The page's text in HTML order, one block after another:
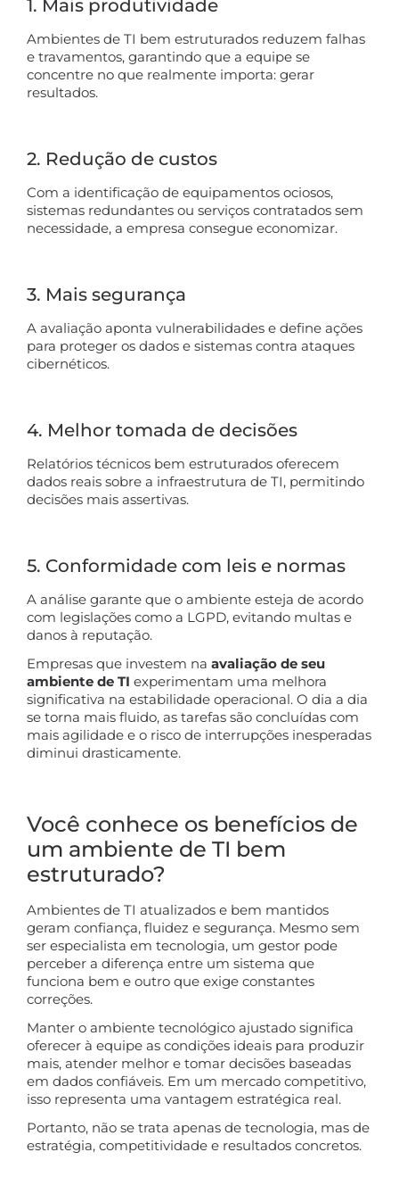
1. Mais produtividade
Ambientes de TI bem estruturados reduzem falhas
e travamentos, garantindo que a equipe se
concentre no que realmente importa: gerar
resultados.
2. Redução de custos
Com a identificação de equipamentos ociosos,
sistemas redundantes ou serviços contratados sem
necessidade, a empresa consegue economizar.
3. Mais segurança
A avaliação aponta vulnerabilidades e define ações
para proteger os dados e sistemas contra ataques
cibernéticos.
4. Melhor tomada de decisões
Relatórios técnicos bem estruturados oferecem
dados reais sobre a infraestrutura de TI, permitindo
decisões mais assertivas.
5. Conformidade com leis e normas
A análise garante que o ambiente esteja de acordo
com legislações como a LGPD, evitando multas e
danos à reputação.
Empresas que investem na avaliação de seu
ambiente de TI experimentam uma melhora
significativa na estabilidade operacional. O dia a dia
se torna mais fluido, as tarefas são concluídas com
mais agilidade e o risco de interrupções inesperadas
diminui drasticamente.
Você conhece os benefícios de
um ambiente de TI bem
estruturado?
Ambientes de TI atualizados e bem mantidos
geram confiança, fluidez e segurança. Mesmo sem
ser especialista em tecnologia, um gestor pode
perceber a diferença entre um sistema que
funciona bem e outro que exige constantes
correções.
Manter o ambiente tecnológico ajustado significa
oferecer à equipe as condições ideais para produzir
mais, atender melhor e tomar decisões baseadas
em dados confiáveis. Em um mercado competitivo,
isso representa uma vantagem estratégica real.
Portanto, não se trata apenas de tecnologia, mas de
estratégia, competitividade e resultados concretos.